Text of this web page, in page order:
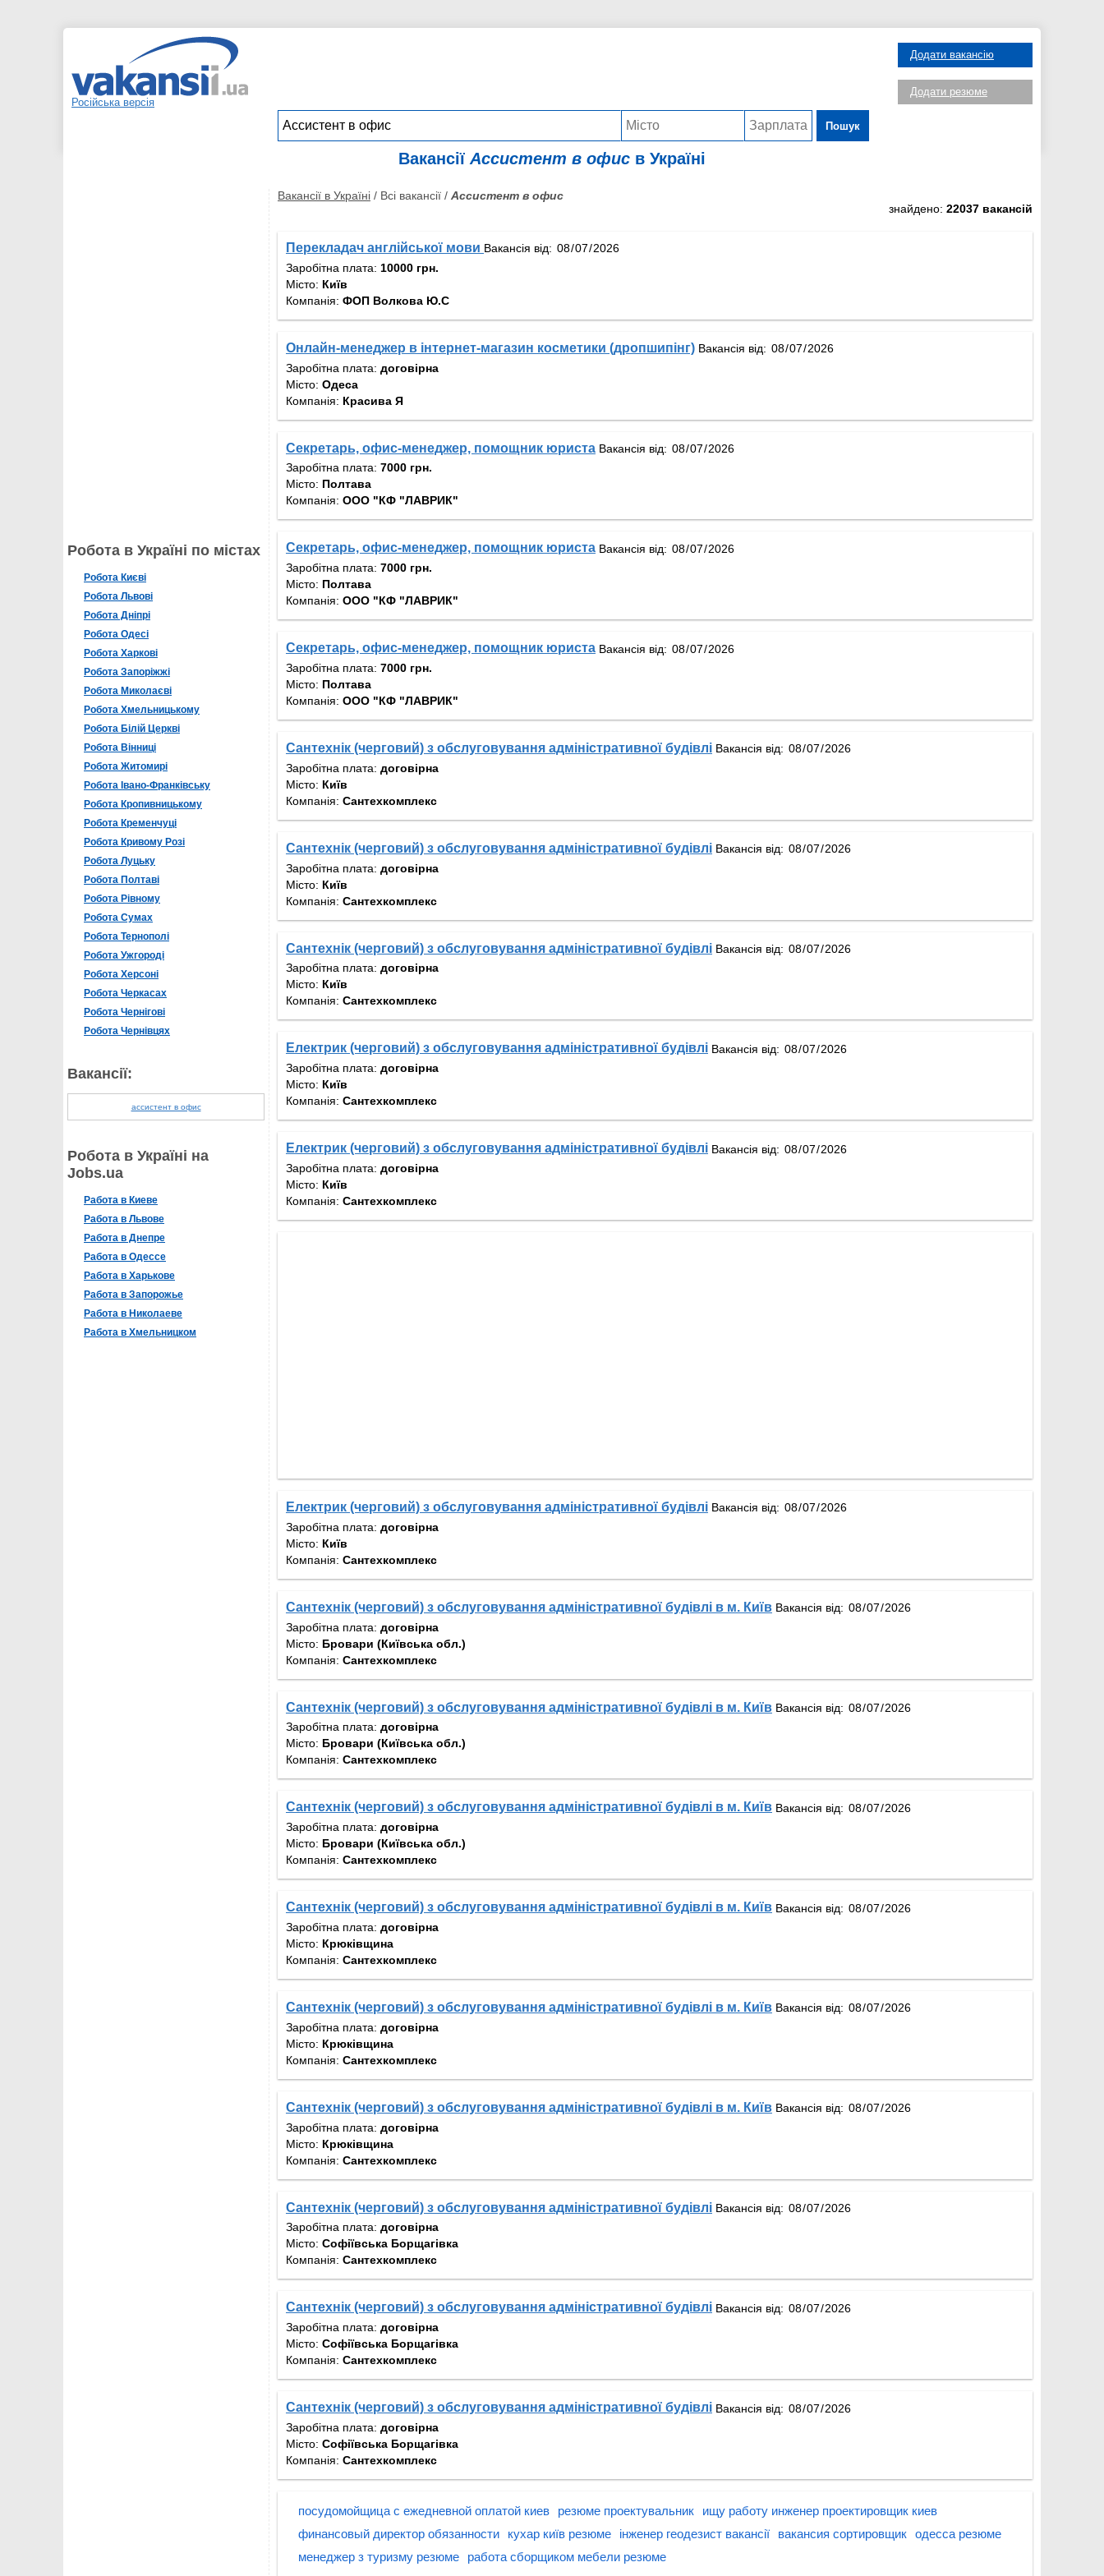
Російська версія
Пошук
Додати вакансію
Додати резюме
Вакансії Ассистент в офис в Україні
Робота в Україні по містах
Робота Києві
Робота Львові
Робота Дніпрі
Робота Одесі
Робота Харкові
Робота Запоріжжі
Робота Миколаєві
Робота Хмельницькому
Робота Білій Церкві
Робота Вінниці
Робота Житомирі
Робота Івано-Франківську
Робота Кропивницькому
Робота Кременчуці
Робота Кривому Розі
Робота Луцьку
Робота Полтаві
Робота Рівному
Робота Сумах
Робота Тернополі
Робота Ужгороді
Робота Херсоні
Робота Черкасах
Робота Чернігові
Робота Чернівцях
Вакансії:
ассистент в офис
Робота в Україні на
Jobs.ua
Работа в Киеве
Работа в Львове
Работа в Днепре
Работа в Одессе
Работа в Харькове
Работа в Запорожье
Работа в Николаеве
Работа в Хмельницком
Вакансії в Україні / Всі вакансії / Ассистент в офис
знайдено: 22037 вакансій
Перекладач англійської мови Вакансія від:
Заробітна плата: 10000 грн.
Місто: Київ
Компанія: ФОП Волкова Ю.С
Онлайн-менеджер в інтернет-магазин косметики (дропшипінг) Вакансія від:
Заробітна плата: договірна
Місто: Одеса
Компанія: Красива Я
Секретарь, офис-менеджер, помощник юриста Вакансія від:
Заробітна плата: 7000 грн.
Місто: Полтава
Компанія: ООО "КФ "ЛАВРИК"
Секретарь, офис-менеджер, помощник юриста Вакансія від:
Заробітна плата: 7000 грн.
Місто: Полтава
Компанія: ООО "КФ "ЛАВРИК"
Секретарь, офис-менеджер, помощник юриста Вакансія від:
Заробітна плата: 7000 грн.
Місто: Полтава
Компанія: ООО "КФ "ЛАВРИК"
Сантехнік (черговий) з обслуговування адміністративної будівлі Вакансія від:
Заробітна плата: договірна
Місто: Київ
Компанія: Сантехкомплекс
Сантехнік (черговий) з обслуговування адміністративної будівлі Вакансія від:
Заробітна плата: договірна
Місто: Київ
Компанія: Сантехкомплекс
Сантехнік (черговий) з обслуговування адміністративної будівлі Вакансія від:
Заробітна плата: договірна
Місто: Київ
Компанія: Сантехкомплекс
Електрик (черговий) з обслуговування адміністративної будівлі Вакансія від:
Заробітна плата: договірна
Місто: Київ
Компанія: Сантехкомплекс
Електрик (черговий) з обслуговування адміністративної будівлі Вакансія від:
Заробітна плата: договірна
Місто: Київ
Компанія: Сантехкомплекс
Електрик (черговий) з обслуговування адміністративної будівлі Вакансія від:
Заробітна плата: договірна
Місто: Київ
Компанія: Сантехкомплекс
Сантехнік (черговий) з обслуговування адміністративної будівлі в м. Київ Вакансія від:
Заробітна плата: договірна
Місто: Бровари (Київська обл.)
Компанія: Сантехкомплекс
Сантехнік (черговий) з обслуговування адміністративної будівлі в м. Київ Вакансія від:
Заробітна плата: договірна
Місто: Бровари (Київська обл.)
Компанія: Сантехкомплекс
Сантехнік (черговий) з обслуговування адміністративної будівлі в м. Київ Вакансія від:
Заробітна плата: договірна
Місто: Бровари (Київська обл.)
Компанія: Сантехкомплекс
Сантехнік (черговий) з обслуговування адміністративної будівлі в м. Київ Вакансія від:
Заробітна плата: договірна
Місто: Крюківщина
Компанія: Сантехкомплекс
Сантехнік (черговий) з обслуговування адміністративної будівлі в м. Київ Вакансія від:
Заробітна плата: договірна
Місто: Крюківщина
Компанія: Сантехкомплекс
Сантехнік (черговий) з обслуговування адміністративної будівлі в м. Київ Вакансія від:
Заробітна плата: договірна
Місто: Крюківщина
Компанія: Сантехкомплекс
Сантехнік (черговий) з обслуговування адміністративної будівлі Вакансія від:
Заробітна плата: договірна
Місто: Софіївська Борщагівка
Компанія: Сантехкомплекс
Сантехнік (черговий) з обслуговування адміністративної будівлі Вакансія від:
Заробітна плата: договірна
Місто: Софіївська Борщагівка
Компанія: Сантехкомплекс
Сантехнік (черговий) з обслуговування адміністративної будівлі Вакансія від:
Заробітна плата: договірна
Місто: Софіївська Борщагівка
Компанія: Сантехкомплекс
посудомойщица с ежедневной оплатой киев резюме проектувальник
ищу работу инженер проектировщик киев
финансовый директор обязанности
кухар київ резюме інженер геодезист вакансії вакансия сортировщик одесса резюме
менеджер з туризму резюме
работа сборщиком мебели резюме